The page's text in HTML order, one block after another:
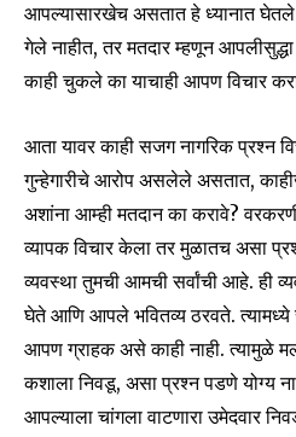
आपल्यासारखेच असतात हे ध्यानात घेतले
गेले नाहीत, तर मतदार म्हणून
काही चुकले का याचाही आपण विचार
आता यावर काही सजग नागरिक प्रश्न
गुन्हेगारीचे आरोप असलेले असतात,
अशांना आम्ही मतदान का करावे?
व्यापक विचार केला तर मुळातच असा
व्यवस्था तुमची आमची सर्वांची आहे. ही
घेते आणि आपले भवितव्य ठरवते. त्यामध्ये
आपण ग्राहक असे काही नाही. त्यामुळे
कशाला निवडू, असा प्रश्न पडणे योग्य
आपल्याला चांगला वाटणारा उमेदवार